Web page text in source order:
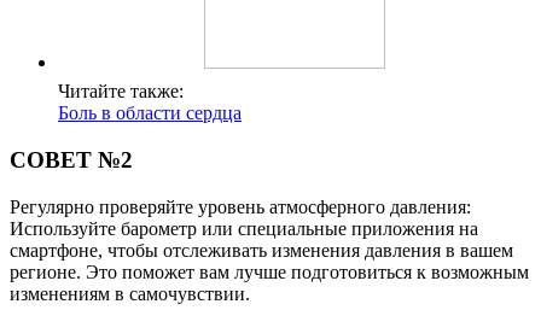
Читайте также:
Боль в области сердца
СОВЕТ №2
Регулярно проверяйте уровень атмосферного давления:
Используйте барометр или специальные приложения на
смартфоне, чтобы отслеживать изменения давления в вашем
регионе. Это поможет вам лучше подготовиться к возможным
изменениям в самочувствии.